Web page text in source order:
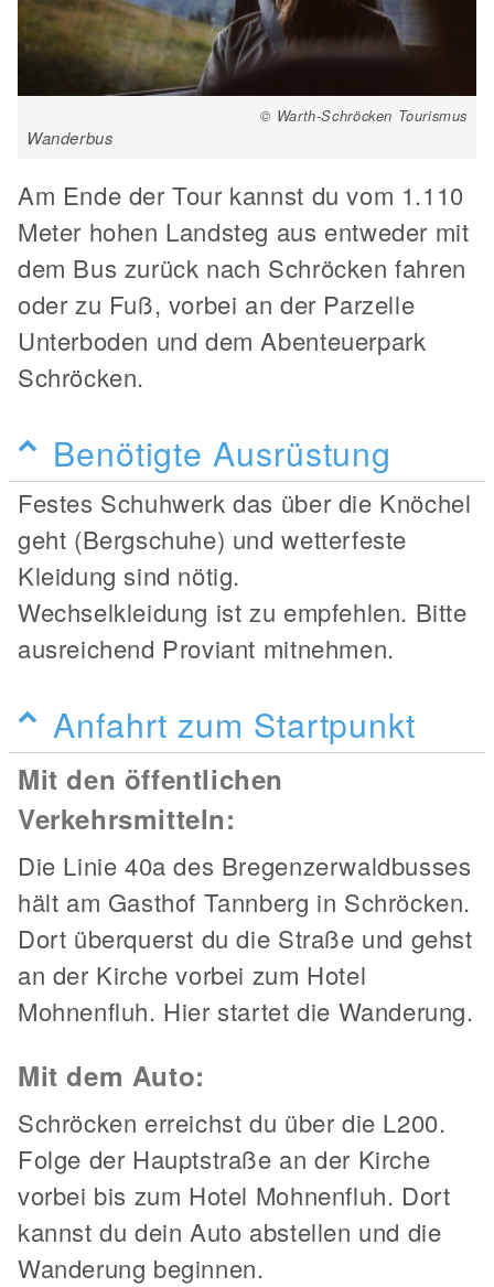
© Warth-Schröcken Tourismus
Wanderbus
Am Ende der Tour kannst du vom 1.110
Meter hohen Landsteg aus entweder mit
dem Bus zurück nach Schröcken fahren
oder zu Fuß, vorbei an der Parzelle
Unterboden und dem Abenteuerpark
Schröcken.
Benötigte Ausrüstung
Festes Schuhwerk das über die Knöchel
geht (Bergschuhe) und wetterfeste
Kleidung sind nötig.
Wechselkleidung ist zu empfehlen. Bitte
ausreichend Proviant mitnehmen.
Anfahrt zum Startpunkt
Mit den öffentlichen
Verkehrsmitteln:
Die Linie 40a des Bregenzerwaldbusses
hält am Gasthof Tannberg in Schröcken.
Dort überquerst du die Straße und gehst
an der Kirche vorbei zum Hotel
Mohnenfluh. Hier startet die Wanderung.
Mit dem Auto:
Schröcken erreichst du über die L200.
Folge der Hauptstraße an der Kirche
vorbei bis zum Hotel Mohnenfluh. Dort
kannst du dein Auto abstellen und die
Wanderung beginnen.